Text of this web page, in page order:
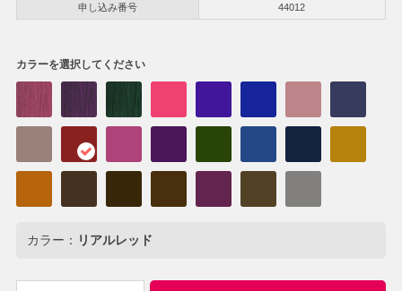
申し込み番号 44012
カラーを選択してください
カラー： リアルレッド